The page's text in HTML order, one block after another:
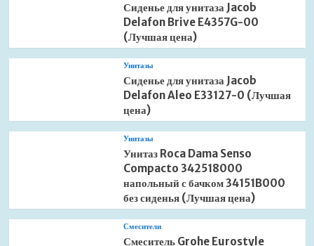
Сиденье для унитаза Jacob
Delafon Brive E4357G-00
(Лучшая цена)
Унитазы
Сиденье для унитаза Jacob
Delafon Aleo E33127-0 (Лучшая
цена)
Унитазы
Унитаз Roca Dama Senso
Compacto 342518000
напольный с бачком 34151B000
без сиденья (Лучшая цена)
Смесители
Смеситель Grohe Eurostyle